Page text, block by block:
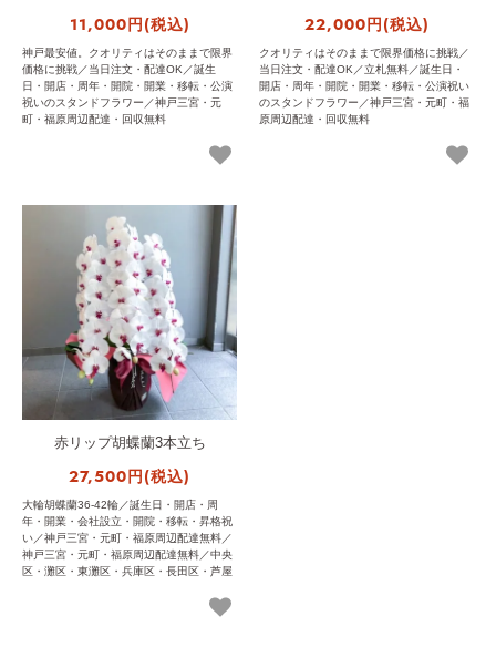
11,000円(税込)
神戸最安値。クオリティはそのままで限界
価格に挑戦／当日注文・配達OK／誕生
日・開店・周年・開院・開業・移転・公演
祝いのスタンドフラワー／神戸三宮・元
町・福原周辺配達・回収無料
22,000円(税込)
クオリティはそのままで限界価格に挑戦／
当日注文・配達OK／立札無料／誕生日・
開店・周年・開院・開業・移転・公演祝い
のスタンドフラワー／神戸三宮・元町・福
原周辺配達・回収無料
赤リップ胡蝶蘭3本立ち
27,500円(税込)
大輪胡蝶蘭36-42輪／誕生日・開店・周
年・開業・会社設立・開院・移転・昇格祝
い／神戸三宮・元町・福原周辺配達無料／
神戸三宮・元町・福原周辺配達無料／中央
区・灘区・東灘区・兵庫区・長田区・芦屋